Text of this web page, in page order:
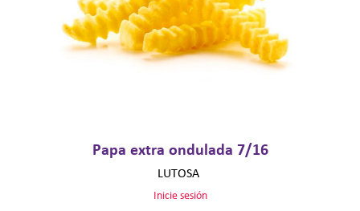
Papa extra ondulada 7/16
LUTOSA
Inicie sesión